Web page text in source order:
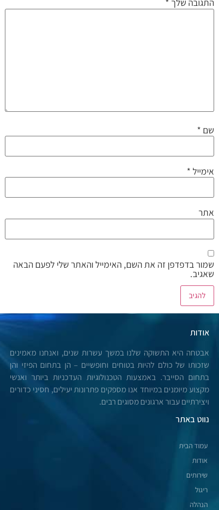
התגובה שלך *
שם *
אימייל *
אתר
שמור בדפדפן זה את השם, האימייל והאתר שלי לפעם הבאה
שאגיב.
אודות
אבטחה היא התשוקה שלנו במשך עשרות שנים, ואנחנו מאמינים
שזכותו של כולם להיות בטוחים וחופשיים – הן בתחום הפיזי והן
בתחום הסייבר. באמצעות הטכנולוגיות העדכניות ביותר ואנשי
מקצוע מיומנים במיוחד אנו מספקים פתרונות יעילים, חסיני כדורים
ויצירתיים עבור ארגונים מסוגים רבים.
נווט באתר
עמוד הבית
אודות
שירותים
ריגול
הנהלה